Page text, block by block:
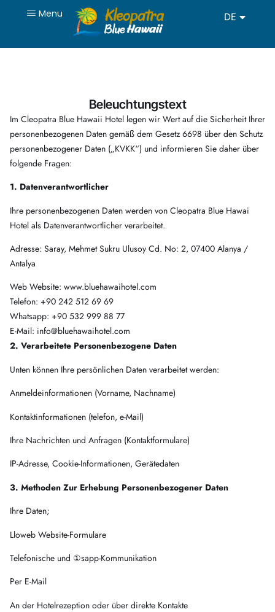
Menu DE
RU
Beleuchtungstext
Im Cleopatra Blue Hawaii Hotel legen wir Wert auf die Sicherheit Ihrer
personenbezogenen Daten gemäß dem Gesetz 6698 über den Schutz
personenbezogener Daten („KVKK“) und informieren Sie daher über
folgende Fragen:
1. Datenverantwortlicher
Ihre personenbezogenen Daten werden von Cleopatra Blue Hawai
Hotel als Datenverantwortlicher verarbeitet.
Adresse: Saray, Mehmet Sukru Ulusoy Cd. No: 2, 07400 Alanya /
Antalya
Web Website: www.bluehawaihotel.com
Telefon: ‪+90 242 512 69 69‬
Whatsapp: ‪+90 532 999 88 77‬
E-Mail: info@bluehawaihotel.com
2. Verarbeitete Personenbezogene Daten
Unten können Ihre persönlichen Daten verarbeitet werden:
Anmeldeinformationen (Vorname, Nachname)
Kontaktinformationen (telefon, e-Mail)
Ihre Nachrichten und Anfragen (Kontaktformulare)
IP-Adresse, Cookie-Informationen, Gerätedaten
3. Methoden Zur Erhebung Personenbezogener Daten
Ihre Daten;
Lloweb Website-Formulare
Telefonische und ①sapp-Kommunikation
Per E-Mail
An der Hotelrezeption oder über direkte Kontakte